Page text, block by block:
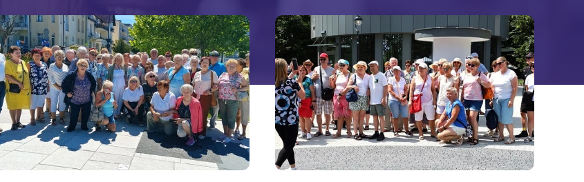
Wzgórze Wolności
Szubin
Strzelno
Wyżyny Kapuściska
Szwederowo